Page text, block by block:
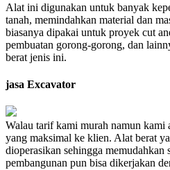
Alat ini digunakan untuk banyak
tanah, memindahkan material dan
biasanya dipakai untuk proyek cut
pembuatan gorong-gorong, dan
berat jenis ini.
jasa Excavator
Walau tarif kami murah namun kami
yang maksimal ke klien. Alat berat
dioperasikan sehingga memudahkan
pembangunan pun bisa dikerjakan